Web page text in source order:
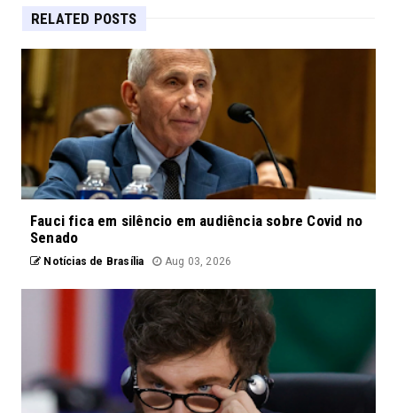
RELATED POSTS
Fauci fica em silêncio em audiência sobre Covid no
Senado
Notícias de Brasília Aug 03, 2026